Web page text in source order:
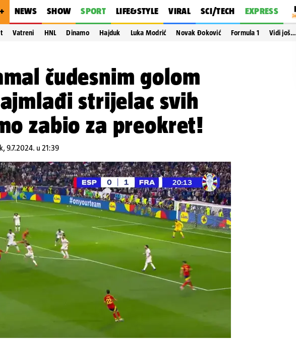
NEWS SHOW SPORT LIFE&STYLE VIRAL SCI/TECH EXPRESS
Vatreni HNL Dinamo Hajduk Luka Modrić Novak Đoković Formula 1 Vidi još…
čudesnim golom
strijelac svih
zabio za preokret!
9.7.2024. u 21:39